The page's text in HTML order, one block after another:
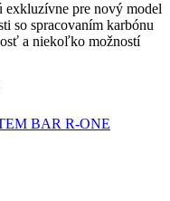
exkluzívne pre nový model
so spracovaním karbónu
a niekoľko možností